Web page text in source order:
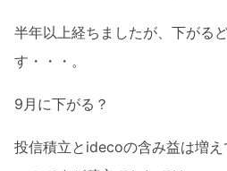
半年以上経ちましたが、下がる
す・・・。
9月に下がる？
投信積立とidecoの含み益は増